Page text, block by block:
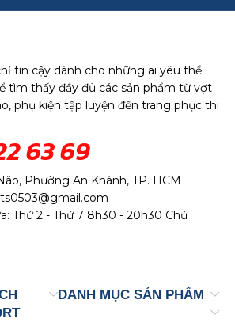
tin cậy dành cho những ai yêu thể
tìm thấy đầy đủ các sản phẩm từ vợt
phụ kiện tập luyện đến trang phục thi
63 69
Phường An Khánh, TP. HCM
Thứ 2 - Thứ 7 8h30 - 20h30 Chủ
DANH MỤC SẢN PHẨM